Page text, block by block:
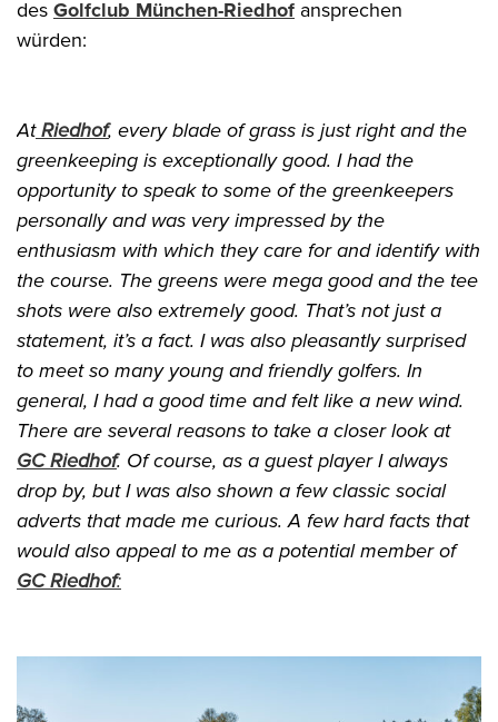
des Golfclub München-Riedhof ansprechen
würden:
At Riedhof, every blade of grass is just right and the
greenkeeping is exceptionally good. I had the
opportunity to speak to some of the greenkeepers
personally and was very impressed by the
enthusiasm with which they care for and identify with
the course. The greens were mega good and the tee
shots were also extremely good. That’s not just a
statement, it’s a fact. I was also pleasantly surprised
to meet so many young and friendly golfers. In
general, I had a good time and felt like a new wind.
There are several reasons to take a closer look at
GC Riedhof. Of course, as a guest player I always
drop by, but I was also shown a few classic social
adverts that made me curious. A few hard facts that
would also appeal to me as a potential member of
GC Riedhof: